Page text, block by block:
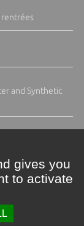
rentrées
and Synthetic
gives you
to activate